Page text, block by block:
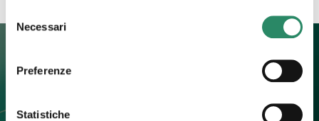
delNecessari
Preferenze
Statistiche